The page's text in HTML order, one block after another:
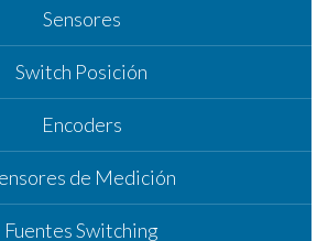
Sensores
Switch Posición
Encoders
de Medición
Fuentes Switching